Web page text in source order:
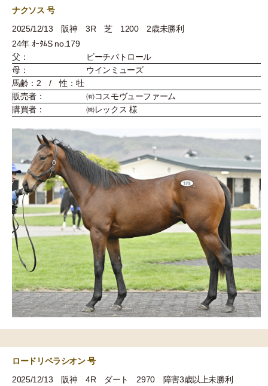
ナクソス 号
2025/12/13 阪神 3R 芝 1200 2歳未勝利
24年 ｵｰﾀﾑS no.179
父：
ビーチパトロール
母：
ウインミューズ
馬齢：2 / 性：牡
販売者：
㈲コスモヴューファーム
購買者：
㈱レックス 様
ロードリベラシオン 号
2025/12/13 阪神 4R ダート 2970 障害3歳以上未勝利